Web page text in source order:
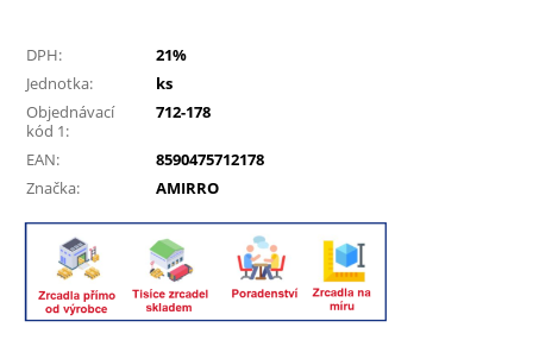
DPH:
21%
Jednotka:
ks
Objednávací
kód 1:
712-178
EAN:
8590475712178
Značka:
AMIRRO